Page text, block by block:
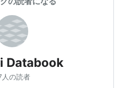
Databook
人の読者